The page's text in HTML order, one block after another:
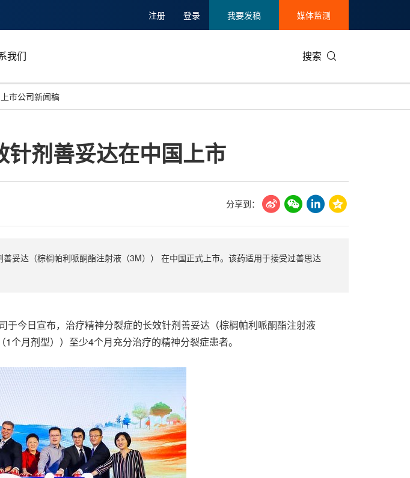
注册 登录 我要发稿 媒体监测
我们 搜索
投资并购
碳中和
美国临床肿瘤学会(ASCO)
能源化工与环保
娱乐时尚与艺术
马来西亚
新加坡
上市公司新闻稿
剂善妥达在中国上市
分享到：
妥达（棕榈帕利哌酮酯注射液（3M）） 在中国正式上市。该药适用于接受过善思达
今日宣布，治疗精神分裂症的长效针剂善妥达（棕榈帕利哌酮酯注射液
个月剂型））至少4个月充分治疗的精神分裂症患者。